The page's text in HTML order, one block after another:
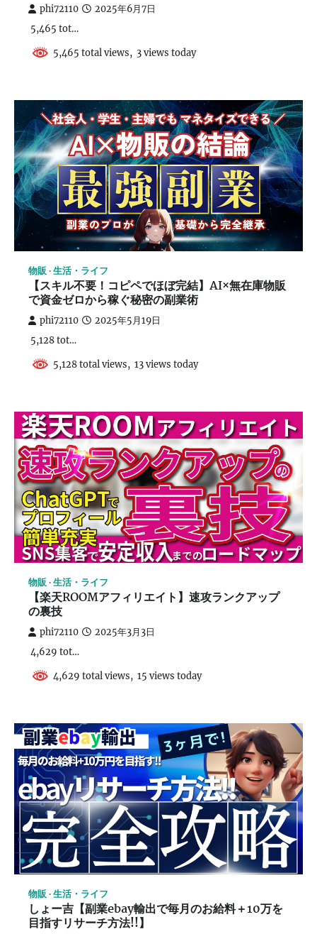
phi72110 2025年6月7日
5,465 tot…
5,465 total views, 3 views today
物販 生活・ライフ
【スキル不要！コピペでほぼ完結】AI×無在庫物販
で資金ゼロから稼ぐ秘密の副業術
phi72110 2025年5月19日
5,128 tot…
5,128 total views, 13 views today
物販 生活・ライフ
【楽天ROOMアフィリエイト】速攻ランクアップ
の裏技
phi72110 2025年3月3日
4,629 tot…
4,629 total views, 15 views today
物販 生活・ライフ
しょー吉【副業ebay輸出で毎月のお給料＋10万を
目指すリサーチ方法!!】